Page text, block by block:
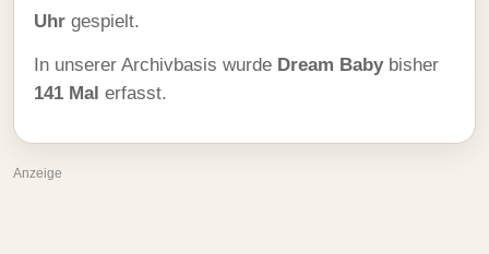
Uhr gespielt.
In unserer Archivbasis wurde Dream Babybisher
141 Mal erfasst.
Anzeige